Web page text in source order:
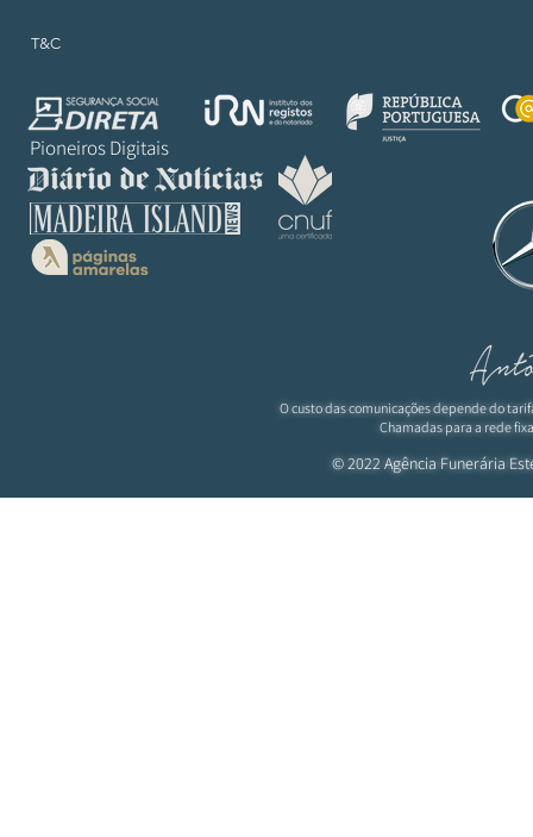
T&C
Pioneiros Digitais
O custo das comunicações depende do
Chamadas para a rede
© 2022 Agência Funerária